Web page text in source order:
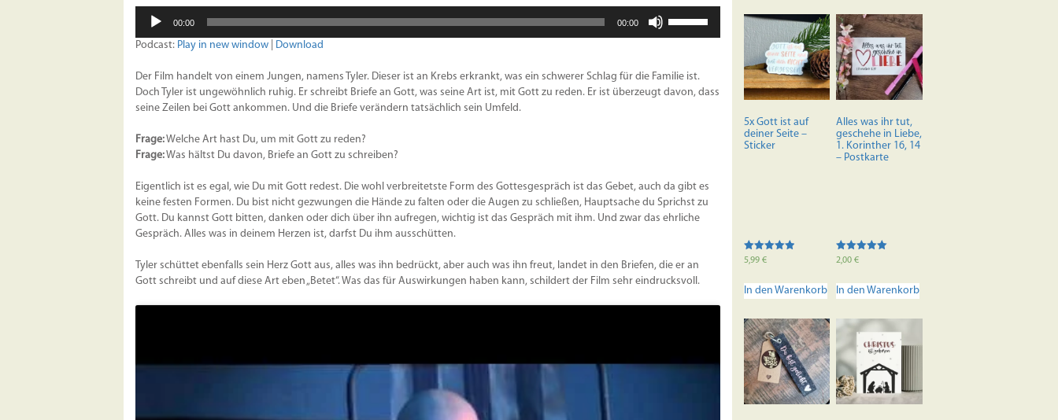
Audio-
Player
00:00 00:00
Hoch/Runter
die
Lautstärke
Podcast: Play in new window Download
Der Film handelt von einem Jungen, namens Tyler. Dieser ist an Krebs erkrankt, was ein schwerer Schlag für die Familie ist.
Doch Tyler ist ungewöhnlich ruhig. Er schreibt Briefe an Gott, was seine Art ist, mit Gott zu reden. Er ist überzeugt davon, dass
seine Zeilen bei Gott ankommen. Und die Briefe verändern tatsächlich sein Umfeld.
Frage:Welche Art hast Du, um mit Gott zu reden?
Frage:Was hältst Du davon, Briefe an Gott zu schreiben?
Eigentlich ist es egal, wie Du mit Gott redest. Die wohl verbreitetste Form des Gottesgespräch ist das Gebet, auch da gibt es
keine festen Formen. Du bist nicht gezwungen die Hände zu falten oder die Augen zu schließen, Hauptsache du Sprichst zu
Gott. Du kannst Gott bitten, danken oder dich über ihn aufregen, wichtig ist das Gespräch mit ihm. Und zwar das ehrliche
Gespräch. Alles was in deinem Herzen ist, darfst Du ihm ausschütten.
Tyler schüttet ebenfalls sein Herz Gott aus, alles was ihn bedrückt, aber auch was ihn freut, landet in den Briefen, die er an
Gott schreibt und auf diese Art eben „Betet“. Was das für Auswirkungen haben kann, schildert der Film sehr eindrucksvoll.
5x Gott ist auf
deiner Seite –
Sticker
Bewertet mit
5,99 €
In den Warenkorb
Alles was ihr tut,
geschehe in Liebe,
1. Korinther 16, 14
– Postkarte
Bewertet mit
2,00€
In den Warenkorb